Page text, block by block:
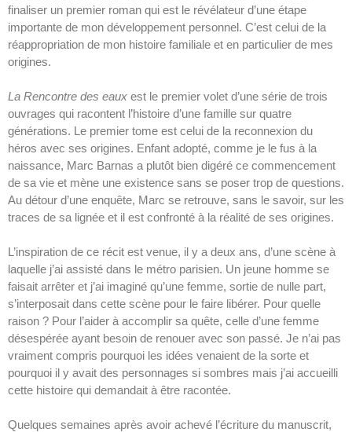
finaliser un premier roman qui est le révélateur d’une étape
importante de mon développement personnel. C’est celui de la
réappropriation de mon histoire familiale et en particulier de mes
origines.
La Rencontre des eaux est le premier volet d’une série de trois
ouvrages qui racontent l’histoire d’une famille sur quatre
générations. Le premier tome est celui de la reconnexion du
héros avec ses origines. Enfant adopté, comme je le fus à la
naissance, Marc Barnas a plutôt bien digéré ce commencement
de sa vie et mène une existence sans se poser trop de questions.
Au détour d’une enquête, Marc se retrouve, sans le savoir, sur les
traces de sa lignée et il est confronté à la réalité de ses origines.
L’inspiration de ce récit est venue, il y a deux ans, d’une scène à
laquelle j’ai assisté dans le métro parisien. Un jeune homme se
faisait arrêter et j’ai imaginé qu’une femme, sortie de nulle part,
s’interposait dans cette scène pour le faire libérer. Pour quelle
raison ? Pour l’aider à accomplir sa quête, celle d’une femme
désespérée ayant besoin de renouer avec son passé. Je n’ai pas
vraiment compris pourquoi les idées venaient de la sorte et
pourquoi il y avait des personnages si sombres mais j’ai accueilli
cette histoire qui demandait à être racontée.
Quelques semaines après avoir achevé l’écriture du manuscrit,